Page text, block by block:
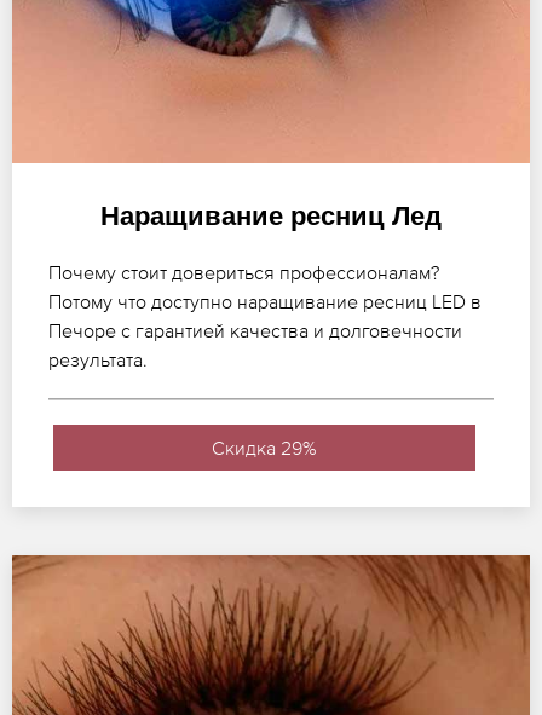
Наращивание ресниц Лед
Почему стоит довериться профессионалам?
Потому что доступно наращивание ресниц LED в
Печоре с гарантией качества и долговечности
результата.
Скидка 29%